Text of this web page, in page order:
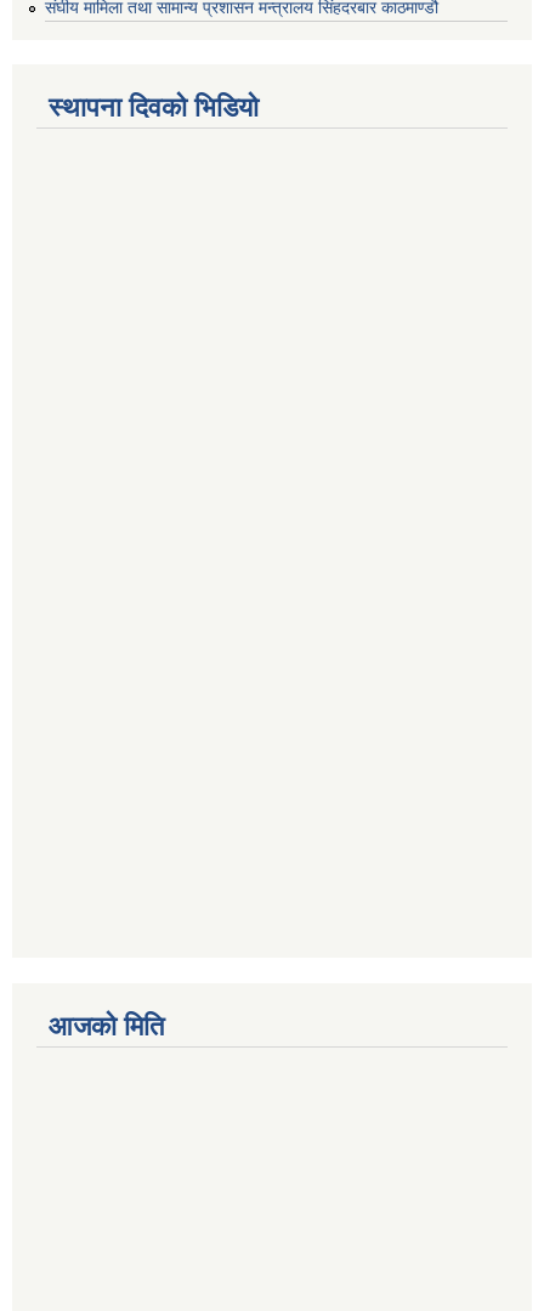
संघीय मामिला तथा सामान्य प्रशासन मन्त्रालय सिंहदरबार काठमाण्डौ
स्थापना दिवको भिडियो
आजको मिति